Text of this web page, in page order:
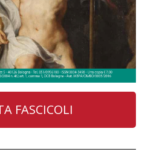
FASCICOLI